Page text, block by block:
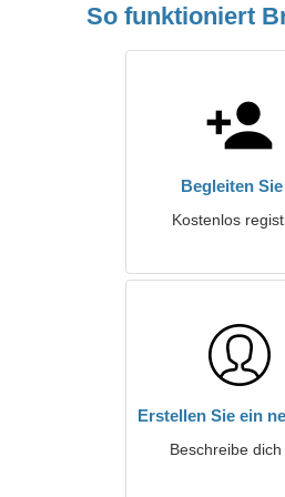
So funktioniert
Begleiten
Kostenlos
Erstellen Sie ein
Beschreibe